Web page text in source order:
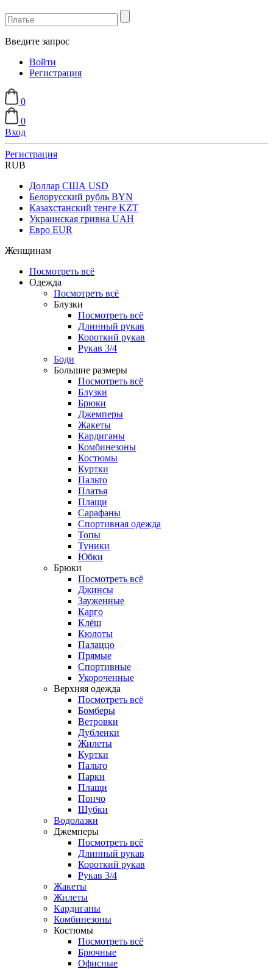
Введите запрос
Войти
Регистрация
0
0
Вход
Регистрация
RUB
Доллар США USD
Белорусский рубль BYN
Казахстанский тенге KZT
Украинская гривна UAH
Евро EUR
Женщинам
Посмотреть всё
Одежда
Посмотреть всё
Блузки
Посмотреть всё
Длинный рукав
Короткий рукав
Рукав 3/4
Боди
Большие размеры
Посмотреть всё
Блузки
Брюки
Джемперы
Жакеты
Кардиганы
Комбинезоны
Костюмы
Куртки
Пальто
Платья
Плащи
Сарафаны
Спортивная одежда
Топы
Туники
Юбки
Брюки
Посмотреть всё
Джинсы
Зауженные
Карго
Клёш
Кюлоты
Палаццо
Прямые
Спортивные
Укороченные
Верхняя одежда
Посмотреть всё
Бомберы
Ветровки
Дубленки
Жилеты
Куртки
Пальто
Парки
Плащи
Пончо
Шубки
Водолазки
Джемперы
Посмотреть всё
Длинный рукав
Короткий рукав
Рукав 3/4
Жакеты
Жилеты
Кардиганы
Комбинезоны
Костюмы
Посмотреть всё
Брючные
Офисные